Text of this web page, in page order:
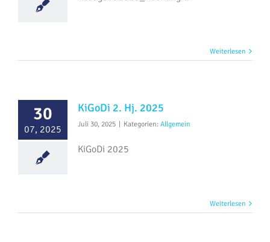
Weiterlesen
30
07, 2025
KiGoDi 2. Hj. 2025
Juli 30, 2025 Kategorien: Allgemein
KiGoDi 2025
Weiterlesen